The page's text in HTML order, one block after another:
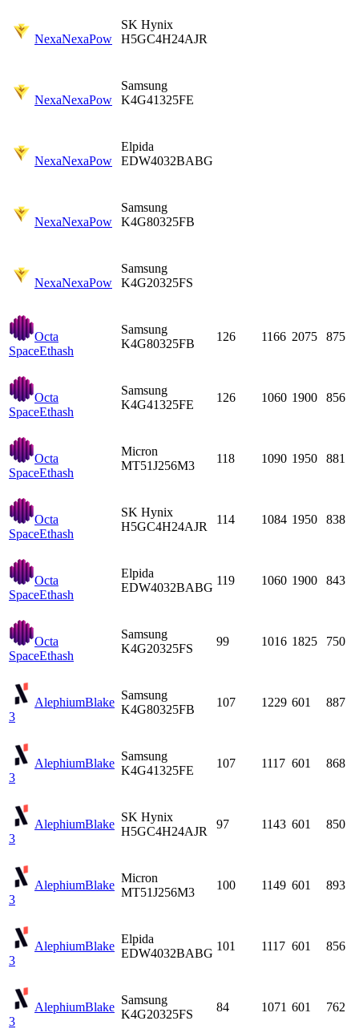
NexaNexaPow
SK Hynix
H5GC4H24AJR
NexaNexaPow
Samsung
K4G41325FE
NexaNexaPow
Elpida
EDW4032BABG
NexaNexaPow
Samsung
K4G80325FB
NexaNexaPow
Samsung
K4G20325FS
Octa
SpaceEthash
Samsung
K4G80325FB
126 1166 2075 875
Octa
SpaceEthash
Samsung
K4G41325FE
126 1060 1900 856
Octa
SpaceEthash
Micron
MT51J256M3
118 1090 1950 881
Octa
SpaceEthash
SK Hynix
H5GC4H24AJR
114 1084 1950 838
Octa
SpaceEthash
Elpida
EDW4032BABG
119 1060 1900 843
Octa
SpaceEthash
Samsung
K4G20325FS
99 1016 1825 750
AlephiumBlake
3
Samsung
K4G80325FB
107 1229 601 887
AlephiumBlake
3
Samsung
K4G41325FE
107 1117 601 868
AlephiumBlake
3
SK Hynix
H5GC4H24AJR
97 1143 601 850
AlephiumBlake
3
Micron
MT51J256M3
100 1149 601 893
AlephiumBlake
3
Elpida
EDW4032BABG
101 1117 601 856
AlephiumBlake
3
Samsung
K4G20325FS
84 1071 601 762